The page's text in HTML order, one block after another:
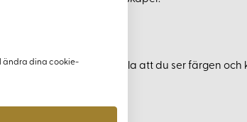
före köp för att säkerställa att du ser färgen och
ändra dina cookie-